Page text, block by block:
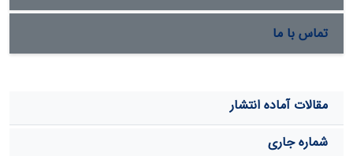
تماس با ما
مقالات آماده انتشار
شماره جاری